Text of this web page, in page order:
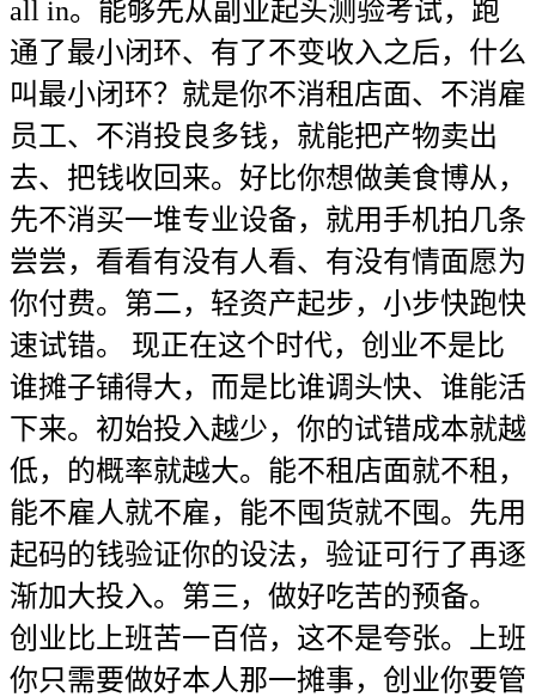
all in。能够先从副业起头测验考试，跑
通了最小闭环、有了不变收入之后，什么
叫最小闭环？就是你不消租店面、不消雇
员工、不消投良多钱，就能把产物卖出
去、把钱收回来。好比你想做美食博从，
先不消买一堆专业设备，就用手机拍几条
尝尝，看看有没有人看、有没有情面愿为
你付费。第二，轻资产起步，小步快跑快
速试错。 现正在这个时代，创业不是比
谁摊子铺得大，而是比谁调头快、谁能活
下来。初始投入越少，你的试错成本就越
低，的概率就越大。能不租店面就不租，
能不雇人就不雇，能不囤货就不囤。先用
起码的钱验证你的设法，验证可行了再逐
渐加大投入。第三，做好吃苦的预备。
创业比上班苦一百倍，这不是夸张。上班
你只需要做好本人那一摊事，创业你要管